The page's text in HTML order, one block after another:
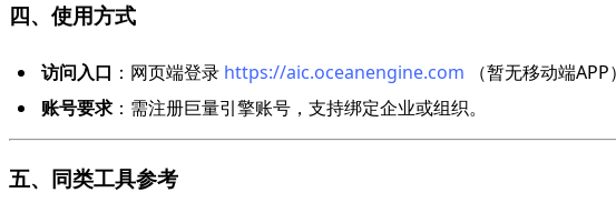
四、使用方式
访问入口 ：网页端登录 https://aic.oceanengine.com （暂无移动端APP
账号要求：需注册巨量引擎账号，支持绑定企业或组织。
五、同类工具参考